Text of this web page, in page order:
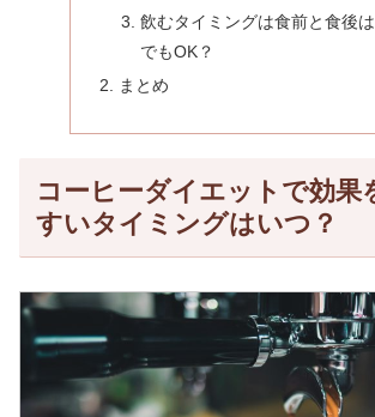
飲むタイミングは食前と食後
でもOK？
まとめ
コーヒーダイエットで効果
すいタイミングはいつ？